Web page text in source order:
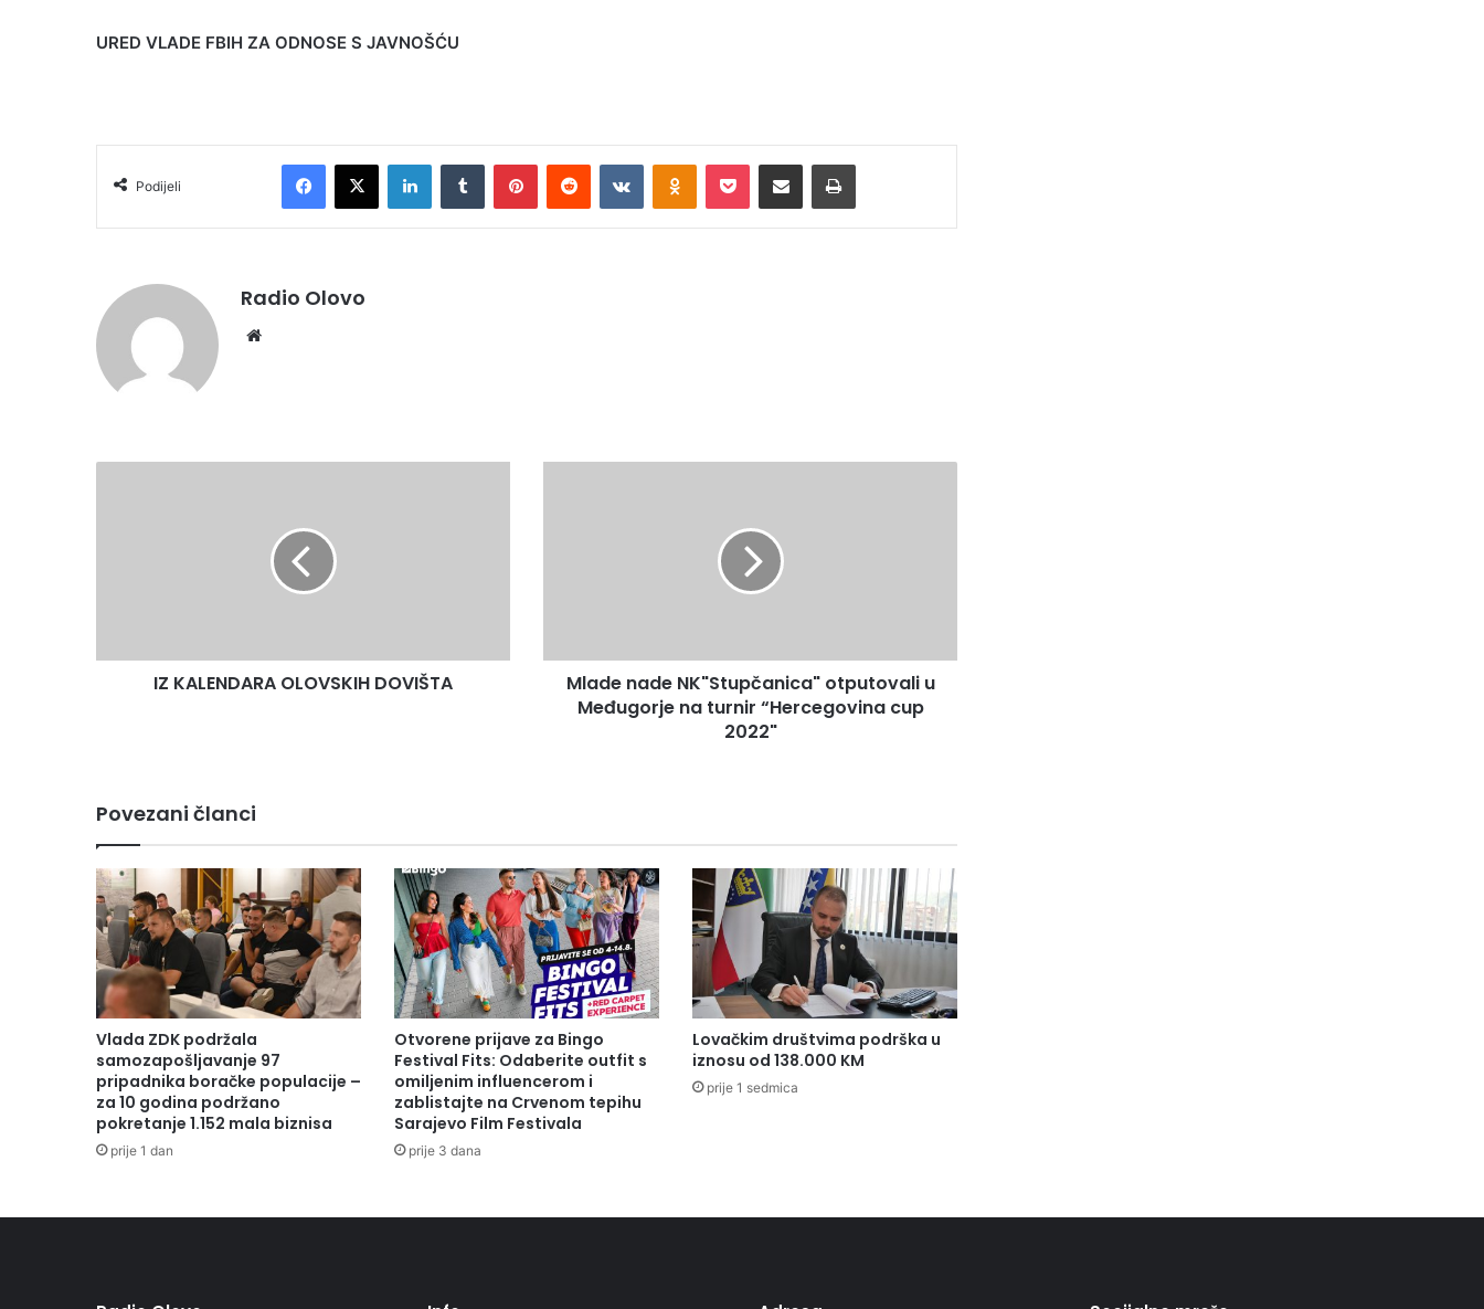
URED VLADE FBIH ZA ODNOSE S JAVNOŠĆU
Podijeli
Facebook
X LinkedInTumblr PinterestReddit VKontakteOdnoklassniki
Pocket Podijeli putem Emaila Print
Radio Olovo
IZ KALENDARA OLOVSKIH DOVIŠTA
“Hercegovina
2022"
Mlade nade NK"Stupčanica" otputovali u
Međugorje na turnir “Hercegovina cup
2022"
Povezani članci
Vlada ZDK podržala
samozapošljavanje 97
pripadnika boračke populacije –
za 10 godina podržano
pokretanje 1.152 mala biznisa
prije 1 dan
Otvorene prijave za Bingo
Festival Fits: Odaberite outfit s
omiljenim influencerom i
zablistajte na Crvenom tepihu
Sarajevo Film Festivala
prije 3 dana
Lovačkim društvima podrška u
iznosu od 138.000 KM
prije 1 sedmica